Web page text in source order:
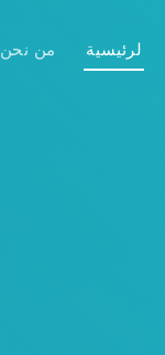
لرئيسية من نحن